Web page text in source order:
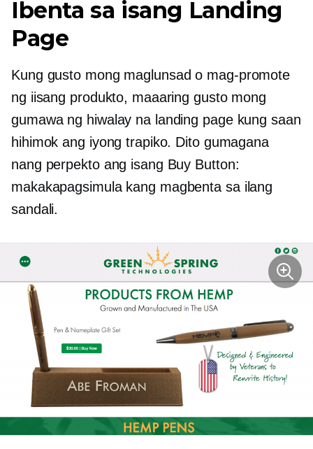
Ibenta sa isang Landing
Page
Kung gusto mong maglunsad o mag-promote
ng iisang produkto, maaaring gusto mong
gumawa ng hiwalay na landing page kung saan
hihimok ang iyong trapiko. Dito gumagana
nang perpekto ang isang Buy Button:
makakapagsimula kang magbenta sa ilang
sandali.